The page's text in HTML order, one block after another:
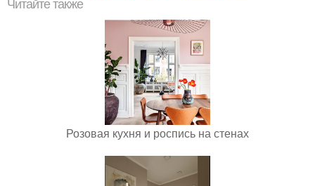
Читайте также
Розовая кухня и роспись на стенах